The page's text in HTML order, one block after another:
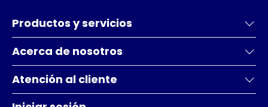
Productos y servicios
Acerca de nosotros
Atención al cliente